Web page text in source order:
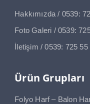
Hakkımızda / 0539:
Foto Galeri / 0539:
İletişim / 0539: 725 55
Ürün Grupları
Folyo Harf – Balon